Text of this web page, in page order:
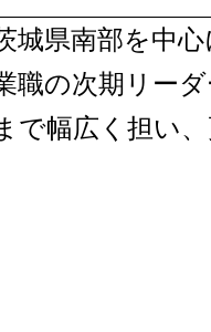
城県南部を中
職の次期リー
で幅広く担い